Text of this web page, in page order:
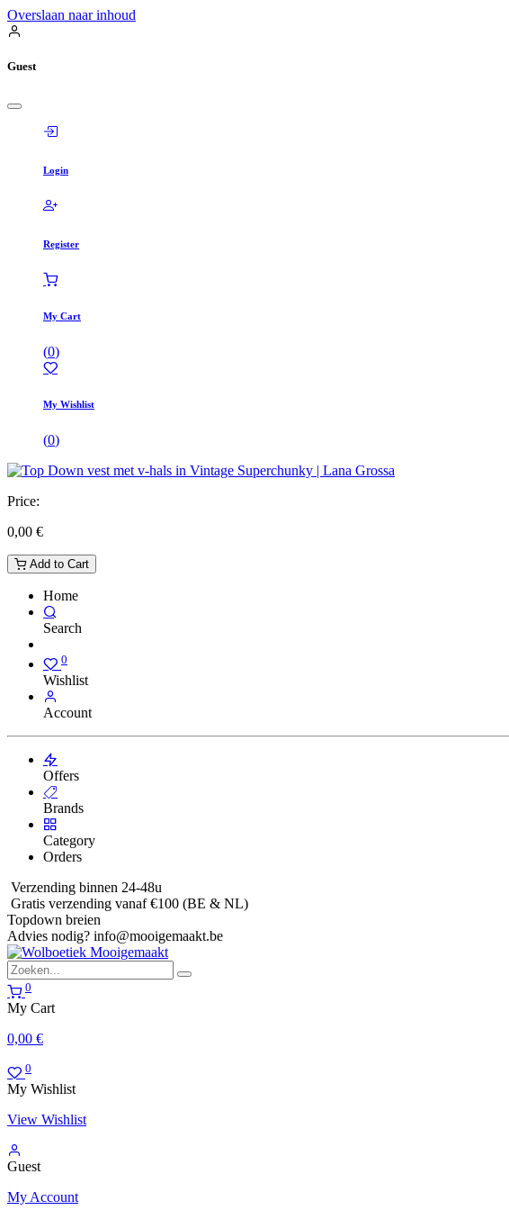
Overslaan naar inhoud
Guest
Login
Register
My Cart
(0)
My Wishlist
(0)
Price:
0,00 €
Add to Cart
Home
Search
0
Wishlist
Account
Offers
Brands
Category
Orders
Verzending binnen 24-48u
Gratis verzending vanaf €100 (BE & NL)
Topdown breien
Advies nodig? info@mooigemaakt.be
0
My Cart
0,00 €
0
My Wishlist
View Wishlist
Guest
My Account